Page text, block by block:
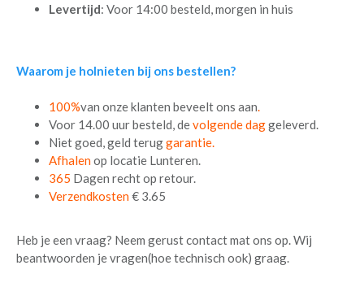
Levertijd: Voor 14:00 besteld, morgen in huis
Waarom je holnieten bij ons bestellen?
100%van onze klanten beveelt ons aan.
Voor 14.00 uur besteld, devolgende daggeleverd.
Niet goed, geld teruggarantie.
Afhalenop locatie Lunteren.
365 Dagen recht op retour.
Verzendkosten€ 3.65
Heb je een vraag? Neem gerust contact mat ons op. Wij
beantwoorden je vragen(hoe technisch ook) graag.